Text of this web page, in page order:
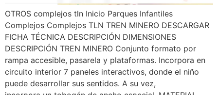
OTROS complejos tln Inicio Parques Infantiles
Complejos Complejos TLN TREN MINERO DESCARGAR
FICHA TÉCNICA DESCRIPCIÓN DIMENSIONES
DESCRIPCIÓN TREN MINERO Conjunto formato por
rampa accesible, pasarela y plataformas. Incorpora en
circuito interior 7 paneles interactivos, donde el niño
puede desarrollar sus sentidos. A su vez,